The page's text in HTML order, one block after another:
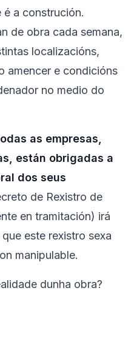
a construción.
de obra cada semana,
localizacións,
amencer e condicións
no medio do
as empresas,
están obrigadas a
dos seus
de Rexistro de
en tramitación) irá
este rexistro sexa
manipulable.
dunha obra?